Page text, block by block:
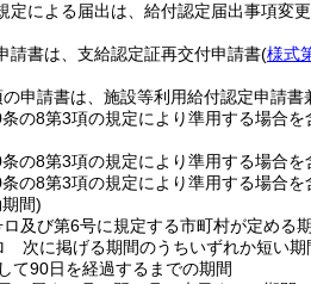
定による届出は、給付認定届出事項変
請書は、支給認定証再交付申請書(様式
申請書は、施設等利用給付認定申請書
の8第3項の規定により準用する場合を
の8第3項の規定により準用する場合を
の8第3項の規定により準用する場合を
間)
及び第6号に規定する市町村が定める期
次に掲げる期間のうちいずれか短い期
て90日を経過するまでの期間